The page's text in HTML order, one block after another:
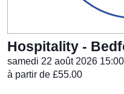
Hospitality -
samedi 22 août 2026 15:00
à partir de £55.00